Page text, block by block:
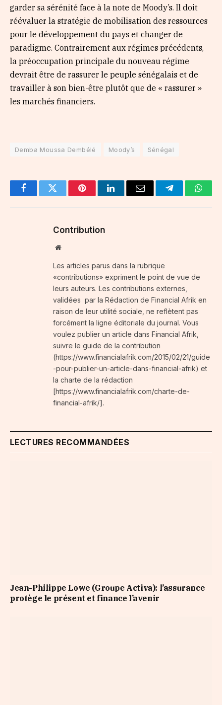
garder sa sérénité face à la note de Moody’s. Il doit
réévaluer la stratégie de mobilisation des ressources
pour le développement du pays et changer de
paradigme. Contrairement aux régimes précédents,
la préoccupation principale du nouveau régime
devrait être de rassurer le peuple sénégalais et de
travailler à son bien-être plutôt que de « rassurer »
les marchés financiers.
Demba Moussa Dembélé Moody’s Sénégal
FacebookTwitter PinterestLinkedInEmail Telegram
Contribution
Website
Les articles parus dans la rubrique
«contributions» expriment le point de vue de
leurs auteurs. Les contributions externes,
validées par la Rédaction de Financial Afrik en
raison de leur utilité sociale, ne reflètent pas
forcément la ligne éditoriale du journal. Vous
voulez publier un article dans Financial Afrik,
suivre le guide de la contribution
(https://www.financialafrik.com/2015/02/21/guide
-pour-publier-un-article-dans-financial-afrik) et
la charte de la rédaction
[https://www.financialafrik.com/charte-de-
financial-afrik/].
LECTURES RECOMMANDÉES
Jean-Philippe Lowe (Groupe Activa): l’assurance
protège le présent et finance l’avenir